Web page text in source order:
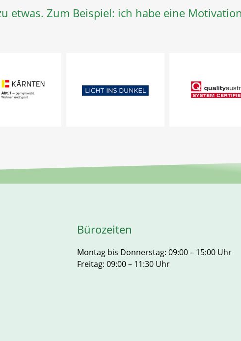
etwas. Zum Beispiel: ich habe eine
Bürozeiten
Montag bis Donnerstag: 09:00 – 15:00 Uhr
Freitag: 09:00 – 11:30 Uhr